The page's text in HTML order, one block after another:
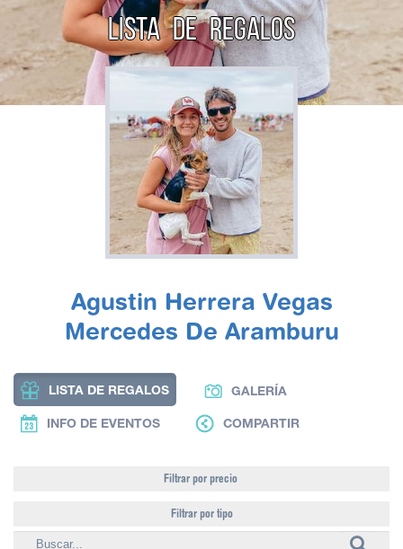
LISTA DE REGALOS
Agustin Herrera Vegas
Mercedes De Aramburu
LISTA DE REGALOS GALERÍA
INFO DE EVENTOS COMPARTIR
Filtrar por precio
Filtrar por tipo